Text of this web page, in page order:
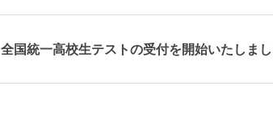
全国統一高校生テストの受付を開始いたしま